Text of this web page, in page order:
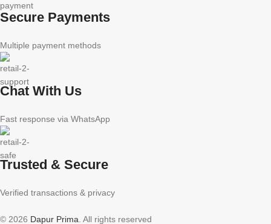
Secure Payments
Multiple payment methods
Chat With Us
Fast response via WhatsApp
Trusted & Secure
Verified transactions & privacy
© 2026 Dapur Prima. All rights reserved